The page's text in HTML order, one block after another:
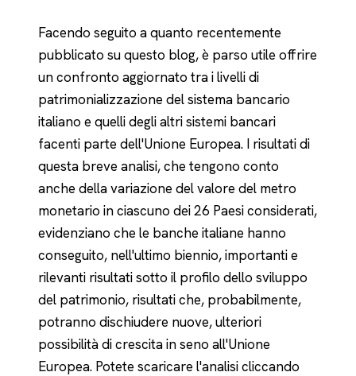
Facendo seguito a quanto recentemente
pubblicato su questo blog, è parso utile offrire
un confronto aggiornato tra i livelli di
patrimonializzazione del sistema bancario
italiano e quelli degli altri sistemi bancari
facenti parte dell'Unione Europea. I risultati di
questa breve analisi, che tengono conto
anche della variazione del valore del metro
monetario in ciascuno dei 26 Paesi considerati,
evidenziano che le banche italiane hanno
conseguito, nell'ultimo biennio, importanti e
rilevanti risultati sotto il profilo dello sviluppo
del patrimonio, risultati che, probabilmente,
potranno dischiudere nuove, ulteriori
possibilità di crescita in seno all'Unione
Europea. Potete scaricare l'analisi cliccando